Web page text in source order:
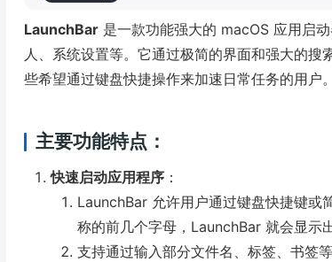
LaunchBar 是一款功能强大的 macOS 应用启
人、系统设置等。它通过极简的界面和强大的
些希望通过键盘快捷操作来加速日常任务的用户。
主要功能特点：
快速启动应用程序 ：
LaunchBar 允许用户通过键盘快捷键或
称的前几个字母，LaunchBar 就会显示
支持通过输入部分文件名、标签、书签